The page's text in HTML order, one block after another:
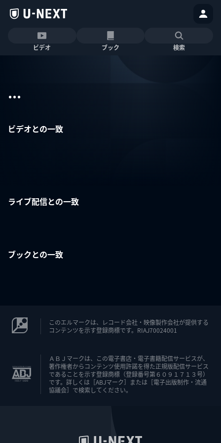
ビデオ ブック 検索
...
ビデオとの一致
ライブ配信との一致
ブックとの一致
このエルマークは、レコード会社・映像製作会社が提供する
コンテンツを示す登録商標です。RIAJ70024001
ＡＢＪマークは、この電子書店・電子書籍配信サービスが、
著作権者からコンテンツ使用許諾を得た正規版配信サービス
であることを示す登録商標（登録番号第６０９１７１３号）
です。詳しくは［ABJマーク］または［電子出版制作・流通
協議会］で検索してください。